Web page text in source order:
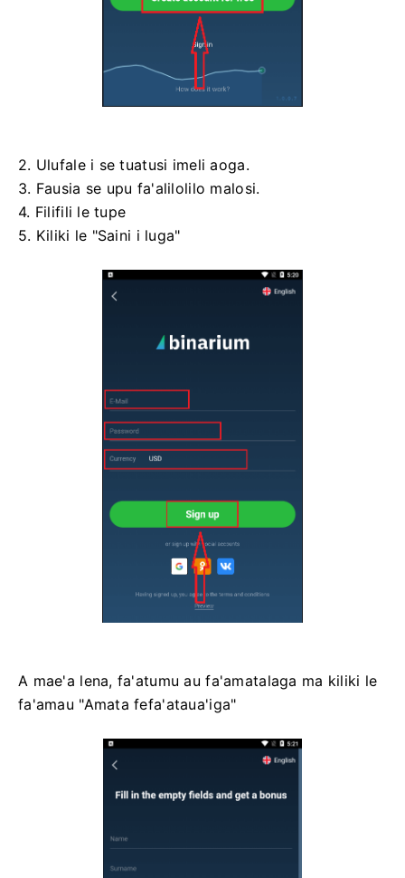
2. Ulufale i se tuatusi imeli aoga.
3. Fausia se upu fa'alilolilo malosi.
4. Filifili le tupe
5. Kiliki le "Saini i luga"
A mae'a lena, fa'atumu au fa'amatalaga ma kiliki le
fa'amau "Amata fefa'ataua'iga"